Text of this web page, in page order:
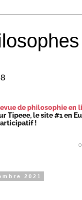
de philosophie en
Tipeee, le site #1 en
!
2021